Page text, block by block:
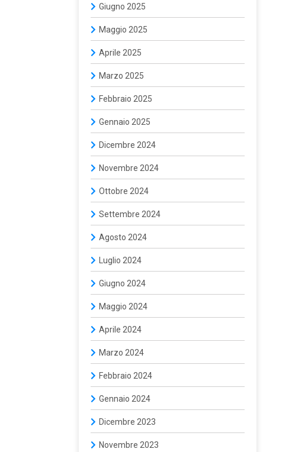
Giugno 2025
Maggio 2025
Aprile 2025
Marzo 2025
Febbraio 2025
Gennaio 2025
Dicembre 2024
Novembre 2024
Ottobre 2024
Settembre 2024
Agosto 2024
Luglio 2024
Giugno 2024
Maggio 2024
Aprile 2024
Marzo 2024
Febbraio 2024
Gennaio 2024
Dicembre 2023
Novembre 2023